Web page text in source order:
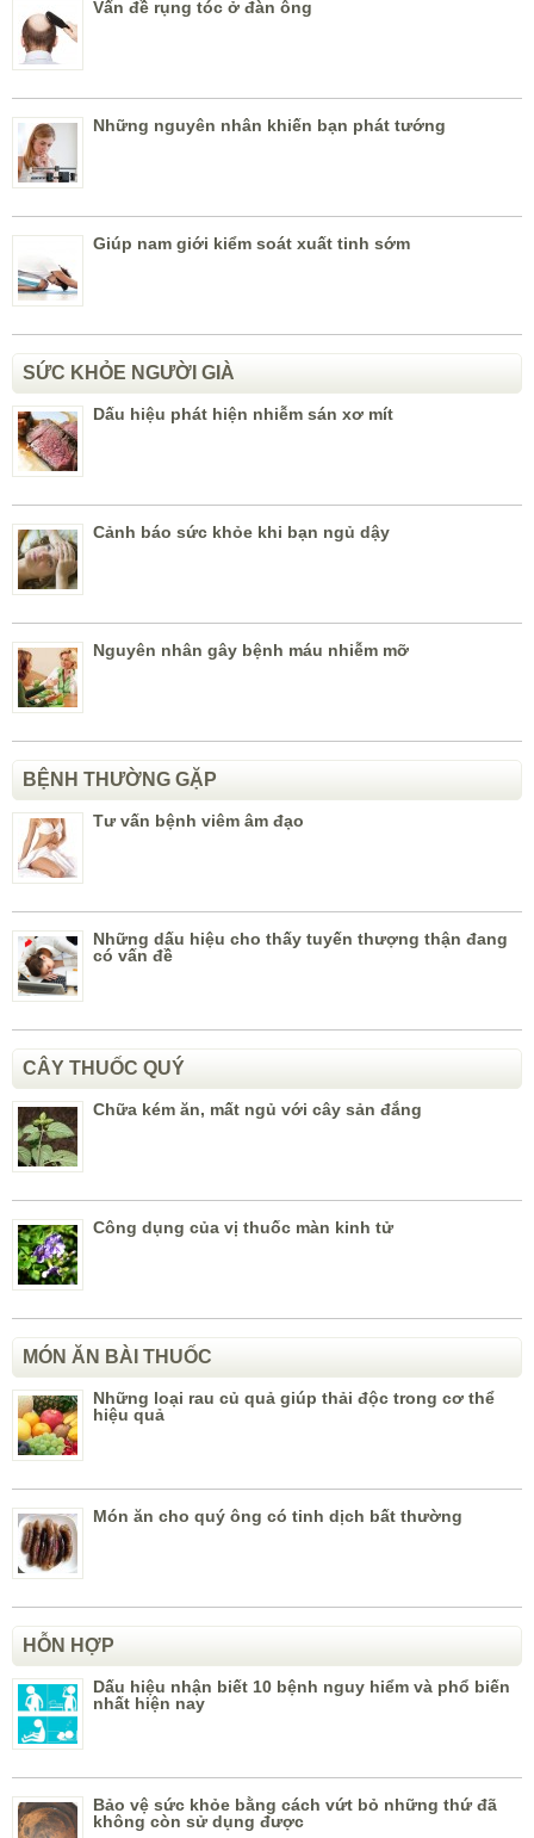
Vấn đề rụng tóc ở đàn ông
Những nguyên nhân khiến bạn phát tướng
Giúp nam giới kiểm soát xuất tinh sớm
SỨC KHỎE NGƯỜI GIÀ
Dấu hiệu phát hiện nhiễm sán xơ mít
Cảnh báo sức khỏe khi bạn ngủ dậy
Nguyên nhân gây bệnh máu nhiễm mỡ
BỆNH THƯỜNG GẶP
Tư vấn bệnh viêm âm đạo
Những dấu hiệu cho thấy tuyến thượng thận đang
có vấn đề
CÂY THUỐC QUÝ
Chữa kém ăn, mất ngủ với cây sản đắng
Công dụng của vị thuốc màn kinh tử
MÓN ĂN BÀI THUỐC
Những loại rau củ quả giúp thải độc trong cơ thể
hiệu quả
Món ăn cho quý ông có tinh dịch bất thường
HỖN HỢP
Dấu hiệu nhận biết 10 bệnh nguy hiểm và phổ biến
nhất hiện nay
Bảo vệ sức khỏe bằng cách vứt bỏ những thứ đã
không còn sử dụng được